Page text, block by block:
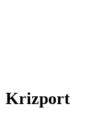
Krizport